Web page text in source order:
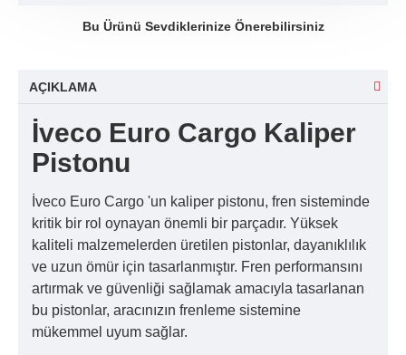
Bu Ürünü Sevdiklerinize Önerebilirsiniz
AÇIKLAMA
İveco Euro Cargo Kaliper
Pistonu
İveco Euro Cargo 'un kaliper pistonu, fren sisteminde
kritik bir rol oynayan önemli bir parçadır. Yüksek
kaliteli malzemelerden üretilen pistonlar, dayanıklılık
ve uzun ömür için tasarlanmıştır. Fren performansını
artırmak ve güvenliği sağlamak amacıyla tasarlanan
bu pistonlar, aracınızın frenleme sistemine
mükemmel uyum sağlar.